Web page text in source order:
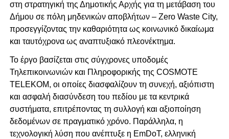
στη στρατηγική της Δημοτικής Αρχής για τη μετάβαση του
Δήμου σε πόλη μηδενικών αποβλήτων – Zero Waste City,
προσεγγίζοντας την καθαριότητα ως κοινωνικό δικαίωμα
και ταυτόχρονα ως αναπτυξιακό πλεονέκτημα.
Το έργο βασίζεται στις σύγχρονες υποδομές
Τηλεπικοινωνιών και Πληροφορικής της COSMOTE
TELEKOM, οι οποίες διασφαλίζουν τη συνεχή, αξιόπιστη
και ασφαλή διασύνδεση του πεδίου με τα κεντρικά
συστήματα, επιτρέποντας τη συλλογή και αξιοποίηση
δεδομένων σε πραγματικό χρόνο. Παράλληλα, η
τεχνολογική λύση που ανέπτυξε η EmDoT, ελληνική